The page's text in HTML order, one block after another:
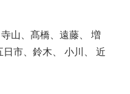
山、髙橋、遠藤、 増
市、鈴木、 小川、 近